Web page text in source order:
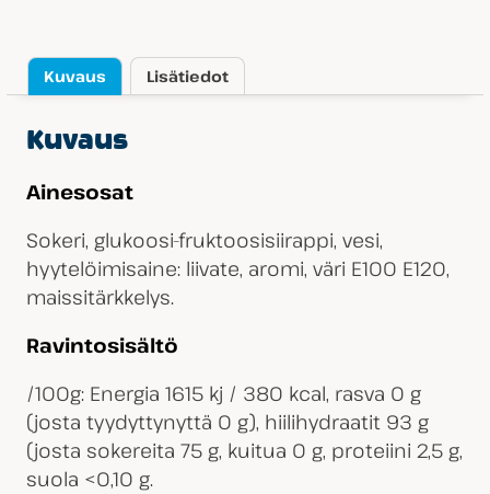
Kuvaus Lisätiedot
Kuvaus
Ainesosat
Sokeri, glukoosi-fruktoosisiirappi, vesi,
hyytelöimisaine: liivate, aromi, väri E100 E120,
maissitärkkelys.
Ravintosisältö
/100g: Energia 1615 kj / 380 kcal, rasva 0 g
(josta tyydyttynyttä 0 g), hiilihydraatit 93 g
(josta sokereita 75 g, kuitua 0 g, proteiini 2,5 g,
suola <0,10 g.